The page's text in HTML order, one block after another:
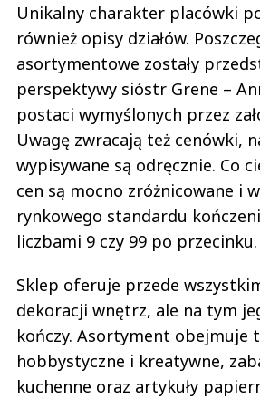
Unikalny charakter placówki
również opisy działów.
asortymentowe zostały
perspektywy sióstr Grene –
postaci wymyślonych przez
Uwagę zwracają też cenówki,
wypisywane są odręcznie. Co
cen są mocno zróżnicowane i
rynkowego standardu
liczbami 9 czy 99 po przecinku.
Sklep oferuje przede
dekoracji wnętrz, ale na tym
kończy. Asortyment obejmuje
hobbystyczne i kreatywne,
kuchenne oraz artykuły